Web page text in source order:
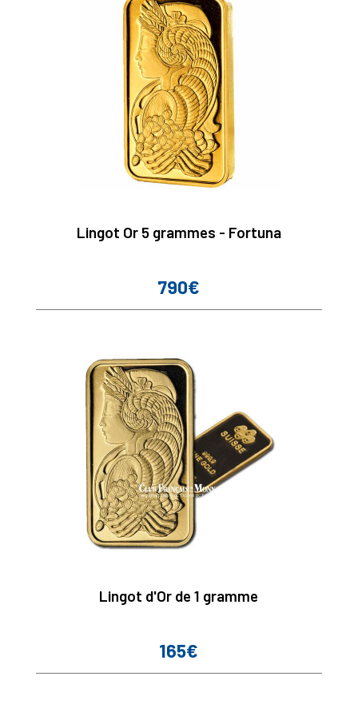
Lingot Or 5 grammes - Fortuna
Prix
790€
Lingot d'Or de 1 gramme
Prix
165€